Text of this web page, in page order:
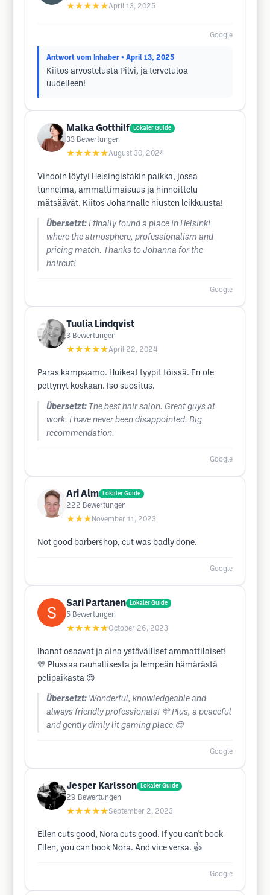
★★★★★April 13, 2025
Google
Antwort vom Inhaber • April 13, 2025
Kiitos arvostelusta Pilvi, ja tervetuloa
uudelleen!
Malka Gotthilf Lokaler Guide
33 Bewertungen
★★★★★August 30, 2024
Vihdoin löytyi Helsingistäkin paikka, jossa
tunnelma, ammattimaisuus ja hinnoittelu
mätsäävät. Kiitos Johannalle hiusten leikkuusta!
Übersetzt: I finally found a place in Helsinki
where the atmosphere, professionalism and
pricing match. Thanks to Johanna for the
haircut!
Google
Tuulia Lindqvist
3 Bewertungen
★★★★★April 22, 2024
Paras kampaamo. Huikeat tyypit töissä. En ole
pettynyt koskaan. Iso suositus.
Übersetzt: The best hair salon. Great guys at
work. I have never been disappointed. Big
recommendation.
Google
Ari Alm Lokaler Guide
222 Bewertungen
★★★ November 11, 2023
Not good barbershop, cut was badly done.
Google
Sari Partanen Lokaler Guide
5 Bewertungen
★★★★★October 26, 2023
Ihanat osaavat ja aina ystävälliset ammattilaiset!
💛 Plussaa rauhallisesta ja lempeän hämärästä
pelipaikasta 😍
Übersetzt: Wonderful, knowledgeable and
always friendly professionals! 💛 Plus, a peaceful
and gently dimly lit gaming place 😍
Google
Jesper Karlsson Lokaler Guide
29 Bewertungen
★★★★★September 2, 2023
Ellen cuts good, Nora cuts good. If you can't book
Ellen, you can book Nora. And vice versa. 👍
Google